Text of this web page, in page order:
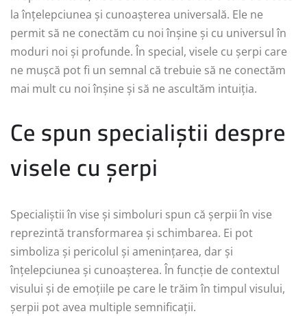
la înțelepciunea și cunoașterea universală. Ele ne
permit să ne conectăm cu noi înșine și cu universul în
moduri noi și profunde. În special, visele cu șerpi care
ne mușcă pot fi un semnal că trebuie să ne conectăm
mai mult cu noi înșine și să ne ascultăm intuiția.
Ce spun specialiștii despre
visele cu șerpi
Specialiștii în vise și simboluri spun că șerpii în vise
reprezintă transformarea și schimbarea. Ei pot
simboliza și pericolul și amenințarea, dar și
înțelepciunea și cunoașterea. În funcție de contextul
visului și de emoțiile pe care le trăim în timpul visului,
șerpii pot avea multiple semnificații.